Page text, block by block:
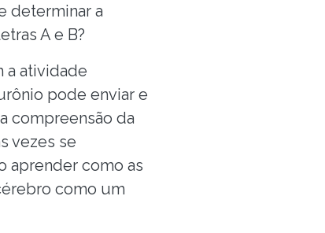
determinar a
A e B?
a atividade
pode enviar e
compreensão da
vezes se
aprender como as
como um